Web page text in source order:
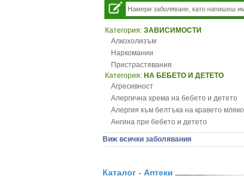
Категория: ЗАВИСИМОСТИ
Алкохолизъм
Наркомании
Пристрастявания
Категория: НА БЕБЕТО И ДЕТЕТО
Агресивност
Алергична хрема на бебето и детето
Алергия към белтъка на кравето мляко
Ангина при бебето и детето
Анемия при бебето и детето
Апетит - пълни деца
Безапетитие при бебето и детето
Виж всички заболявания
Каталог - Аптеки